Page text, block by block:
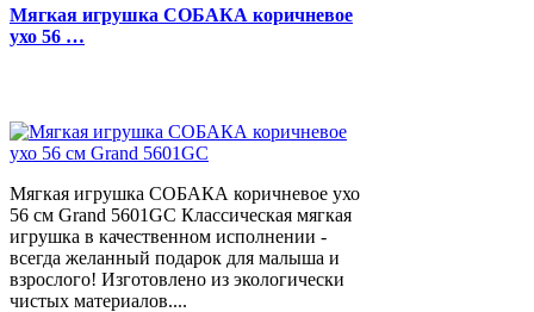
Мягкая игрушка СОБАКА коричневое
ухо 56 …
Мягкая игрушка СОБАКА коричневое ухо
56 см Grand 5601GC Классическая мягкая
игрушка в качественном исполнении -
всегда желанный подарок для малыша и
взрослого! Изготовлено из экологически
чистых материалов....